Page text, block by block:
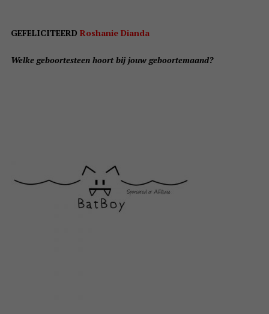
GEFELICITEERD Roshanie Dianda
Welke geboortesteen hoort bij jouw geboortemaand?